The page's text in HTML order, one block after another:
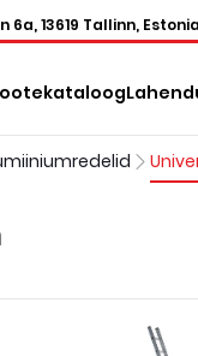
6a, 13619 Tallinn, Estonia